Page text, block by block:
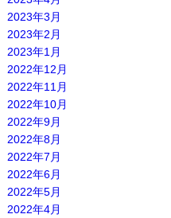
2023年3月
2023年2月
2023年1月
2022年12月
2022年11月
2022年10月
2022年9月
2022年8月
2022年7月
2022年6月
2022年5月
2022年4月